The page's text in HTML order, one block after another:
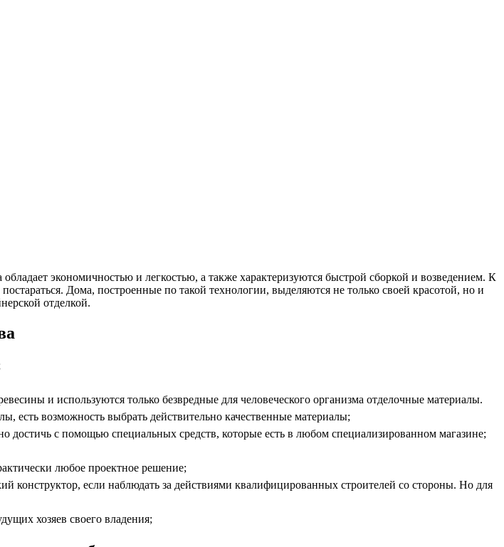
экономичностью и легкостью, а также характеризуются быстрой сборкой и возведением. К
Дома, построенные по такой технологии, выделяются не только своей красотой, но и
отделкой.
и используются только безвредные для человеческого организма отделочные материалы.
есть возможность выбрать действительно качественные материалы;
с помощью специальных средств, которые есть в любом специализированном магазине;
любое проектное решение;
конструктор, если наблюдать за действиями квалифицированных строителей со стороны. Но для
хозяев своего владения;